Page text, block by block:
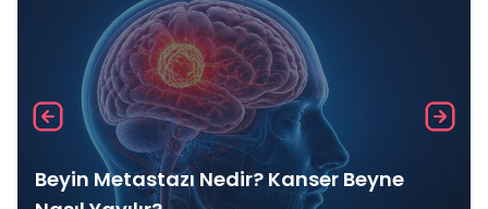
Beyin Metastazı Nedir? Kanser Beyne